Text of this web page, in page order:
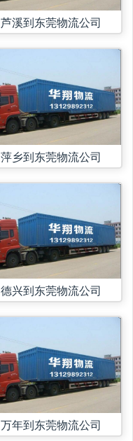
芦溪到东莞物流公司
萍乡到东莞物流公司
德兴到东莞物流公司
万年到东莞物流公司